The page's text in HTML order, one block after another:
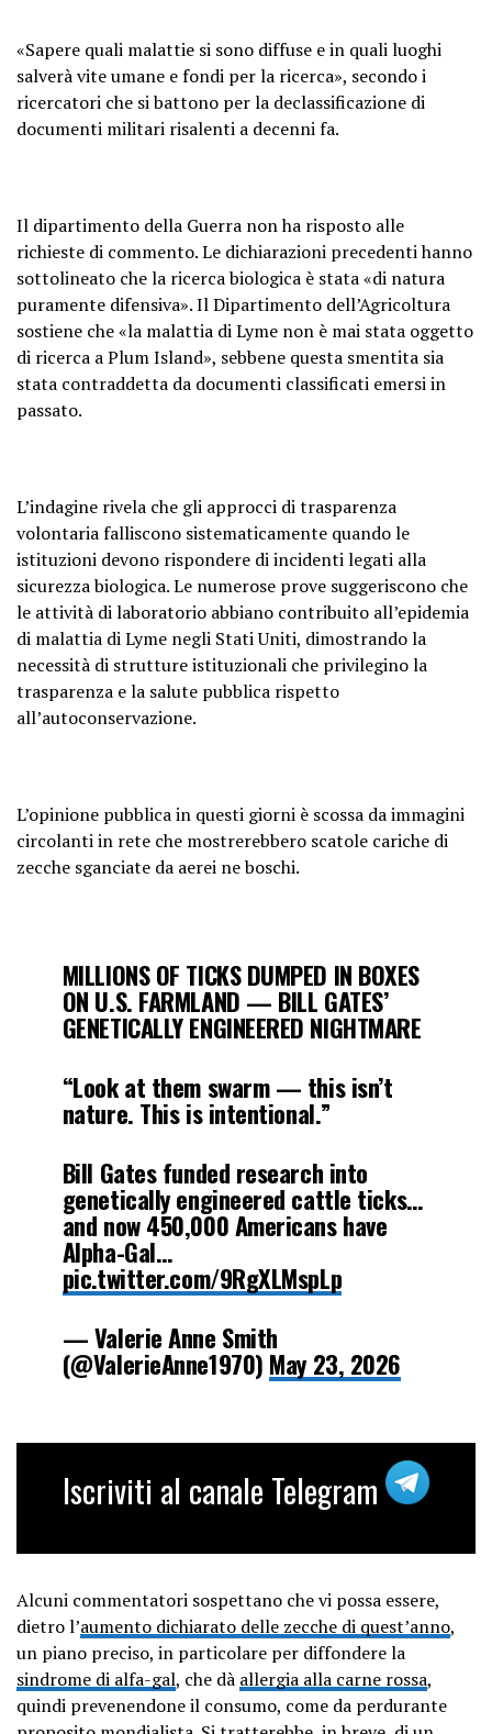
«Sapere quali malattie si sono diffuse e in quali luoghi
salverà vite umane e fondi per la ricerca», secondo i
ricercatori che si battono per la declassificazione di
documenti militari risalenti a decenni fa.
Il dipartimento della Guerra non ha risposto alle
richieste di commento. Le dichiarazioni precedenti hanno
sottolineato che la ricerca biologica è stata «di natura
puramente difensiva». Il Dipartimento dell’Agricoltura
sostiene che «la malattia di Lyme non è mai stata oggetto
di ricerca a Plum Island», sebbene questa smentita sia
stata contraddetta da documenti classificati emersi in
passato.
L’indagine rivela che gli approcci di trasparenza
volontaria falliscono sistematicamente quando le
istituzioni devono rispondere di incidenti legati alla
sicurezza biologica. Le numerose prove suggeriscono che
le attività di laboratorio abbiano contribuito all’epidemia
di malattia di Lyme negli Stati Uniti, dimostrando la
necessità di strutture istituzionali che privilegino la
trasparenza e la salute pubblica rispetto
all’autoconservazione.
L’opinione pubblica in questi giorni è scossa da immagini
circolanti in rete che mostrerebbero scatole cariche di
zecche sganciate da aerei ne boschi.
MILLIONS OF TICKS DUMPED IN BOXES
ON U.S. FARMLAND — BILL GATES’
GENETICALLY ENGINEERED NIGHTMARE
“Look at them swarm — this isn’t
nature. This is intentional.”
Bill Gates funded research into
genetically engineered cattle ticks…
and now 450,000 Americans have
Alpha-Gal…
pic.twitter.com/9RgXLMspLp
— Valerie Anne Smith
(@ValerieAnne1970) May 23, 2026
Iscriviti al canale Telegram
Alcuni commentatori sospettano che vi possa essere,
dietro l’aumento dichiarato delle zecche di quest’anno,
un piano preciso, in particolare per diffondere la
sindrome di alfa-gal, che dà allergia alla carne rossa,
quindi prevenendone il consumo, come da perdurante